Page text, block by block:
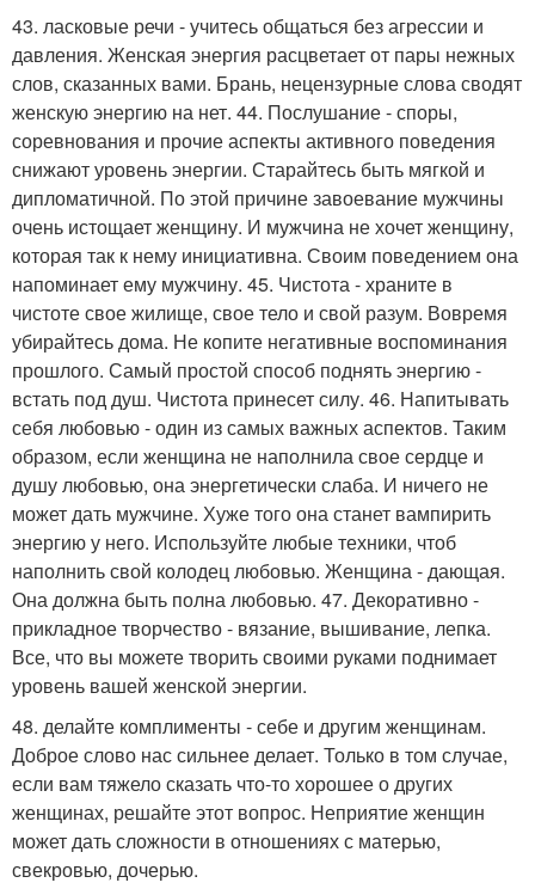
43. ласковые речи - учитесь общаться без агрессии и
давления. Женская энергия расцветает от пары нежных
слов, сказанных вами. Брань, нецензурные слова сводят
женскую энергию на нет. 44. Послушание - споры,
соревнования и прочие аспекты активного поведения
снижают уровень энергии. Старайтесь быть мягкой и
дипломатичной. По этой причине завоевание мужчины
очень истощает женщину. И мужчина не хочет женщину,
которая так к нему инициативна. Своим поведением она
напоминает ему мужчину. 45. Чистота - храните в
чистоте свое жилище, свое тело и свой разум. Вовремя
убирайтесь дома. Не копите негативные воспоминания
прошлого. Самый простой способ поднять энергию -
встать под душ. Чистота принесет силу. 46. Напитывать
себя любовью - один из самых важных аспектов. Таким
образом, если женщина не наполнила свое сердце и
душу любовью, она энергетически слаба. И ничего не
может дать мужчине. Хуже того она станет вампирить
энергию у него. Используйте любые техники, чтоб
наполнить свой колодец любовью. Женщина - дающая.
Она должна быть полна любовью. 47. Декоративно -
прикладное творчество - вязание, вышивание, лепка.
Все, что вы можете творить своими руками поднимает
уровень вашей женской энергии.
48. делайте комплименты - себе и другим женщинам.
Доброе слово нас сильнее делает. Только в том случае,
если вам тяжело сказать что-то хорошее о других
женщинах, решайте этот вопрос. Неприятие женщин
может дать сложности в отношениях с матерью,
свекровью, дочерью.